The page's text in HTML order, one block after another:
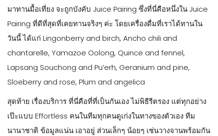
มาทานมื้อเที่ยง จะถูกบังคับ Juice Pairing ซึ่งที่นี่คือหนึ่งใน Juice
Pairing ที่ดีที่สุดที่เคยทานจริงๆ ค่ะ โดยเครื่องดื่มที่เราได้ทานใน
วันนี้ ได้แก่ Lingonberry and birch, Ancho chili and
chantarelle, Yamazoe Oolong, Quince and fennel,
Lapsang Souchong and Pu’erh, Geranium and pine,
Sloeberry and rose, Plum and angelica
สุดท้าย เรื่องบริการ ที่นี่คือที่ที่เป็นกันเอง ไม่พิธีรีตรอง แต่ทุกอย่าง
เป๊ะแบบ Effortless คนในทีมทุกคนดูเก่งในทางของตัวเอง ทีม
นานาชาติ ข้อมูลแน่น เอาอยู่ ส่วนเล็กๆ น้อยๆ เช่นวางจานพร้อมกัน